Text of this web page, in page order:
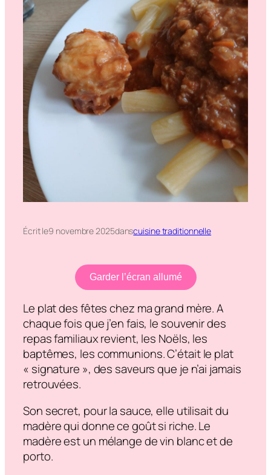
Écrit le9 novembre 2025danscuisine traditionnelle
Garder l’écran allumé
Le plat des fêtes chez ma grand mère. A
chaque fois que j’en fais, le souvenir des
repas familiaux revient, les Noëls, les
baptêmes, les communions. C’était le plat
« signature », des saveurs que je n’ai jamais
retrouvées.
Son secret, pour la sauce, elle utilisait du
madère qui donne ce goût si riche. Le
madère est un mélange de vin blanc et de
porto.